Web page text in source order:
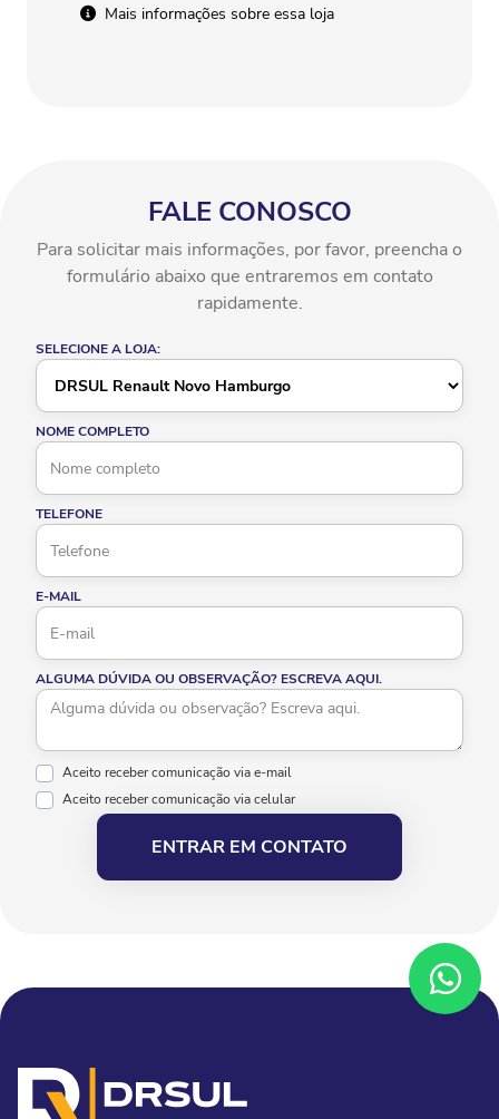
Mais informações sobre essa loja
FALE CONOSCO
Para solicitar mais informações, por favor, preencha o
formulário abaixo que entraremos em contato
rapidamente.
SELECIONE A LOJA:
NOME COMPLETO
TELEFONE
E-MAIL
ALGUMA DÚVIDA OU OBSERVAÇÃO? ESCREVA AQUI.
Aceito receber comunicação via e-mail
Aceito receber comunicação via celular
ENTRAR EM CONTATO